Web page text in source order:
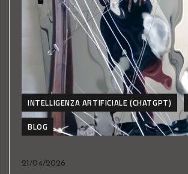
INTELLIGENZA ARTIFICIALE (CHATGPT)
BLOG
21/04/2026